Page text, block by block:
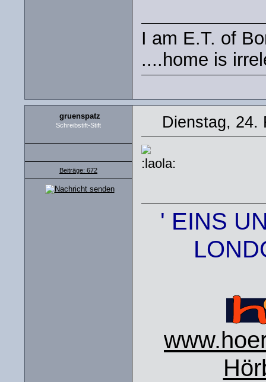
I am E.T. of
....home is
gruenspatz
Schreibstift-Stift
Beiträge: 672
Dienstag, 24.
' EINS